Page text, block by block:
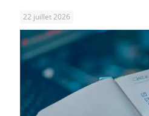
22 juillet 2026